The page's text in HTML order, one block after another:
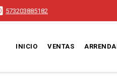
573203885182
INICIO VENTAS